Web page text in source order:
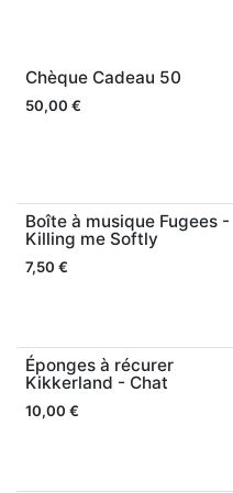
Chèque Cadeau 50
50,00 €
Boîte à musique Fugees -
Killing me Softly
7,50 €
Éponges à récurer
Kikkerland - Chat
10,00 €